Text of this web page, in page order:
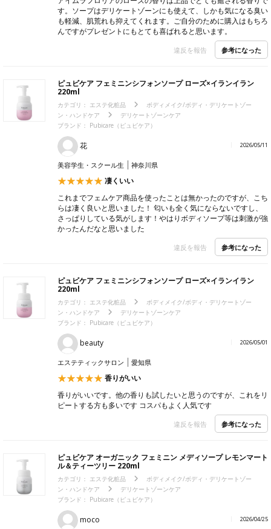
す。ソープはデリケートゾーンにも使えて、しかも気になる臭い
も軽減、肌荒れも抑えてくれます。ご自分のために購入はもちろ
んですがプレゼントにもとても喜ばれると思います。
違反を報告 参考になった
ピュビケア フェミニンシフォンソープ ローズ×イランイラン
220ml
カテゴリ： エステ化粧品
ボディメイク/ボディ・デリケートゾー
ン・ハンドケア
デリケートゾーンケア
ブランド： Pubicare（ピュビケア）
花 2026/05/11
美容学生・スクール生 神奈川県
凄くいい
これまでフェムケア商品を使ったことは無かったのですが、こち
らは凄く良いと思いました！ 匂いも全く気にならないですし、
さっぱりしている気がします！やはりボディソープ等は刺激が強
かったんだなと思いました
違反を報告 参考になった
ピュビケア フェミニンシフォンソープ ローズ×イランイラン
220ml
カテゴリ： エステ化粧品
ボディメイク/ボディ・デリケートゾー
ン・ハンドケア
デリケートゾーンケア
ブランド： Pubicare（ピュビケア）
beauty 2026/05/01
エステティックサロン 愛知県
香りがいい
香りがいいです。他の香りも試したいと思うのですが、これをリ
ピートする方も多いです コスパもよく人気です
違反を報告 参考になった
ピュビケア オーガニック フェミニン メディソープ レモンマート
ル＆ティーツリー 220ml
カテゴリ： エステ化粧品
ボディメイク/ボディ・デリケートゾー
ン・ハンドケア
デリケートゾーンケア
ブランド： Pubicare（ピュビケア）
moco 2026/04/25